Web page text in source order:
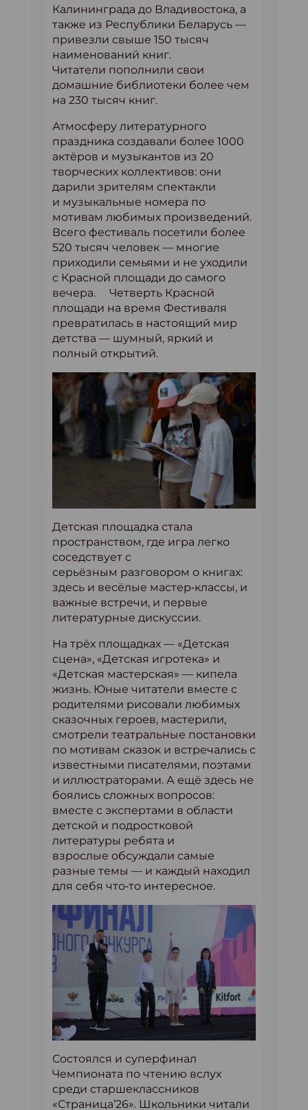
Калининграда до Владивостока, а
также из Республики Беларусь —
привезли свыше 150 тысяч
наименований книг.
Читатели пополнили свои
домашние библиотеки более чем
на 230 тысяч книг.
Атмосферу литературного
праздника создавали более 1000
актёров и музыкантов из 20
творческих коллективов: они
дарили зрителям спектакли
и музыкальные номера по
мотивам любимых произведений.
Всего фестиваль посетили более
520 тысяч человек — многие
приходили семьями и не уходили
с Красной площади до самого
вечера. Четверть Красной
площади на время Фестиваля
превратилась в настоящий мир
детства — шумный, яркий и
полный открытий.
Детская площадка стала
пространством, где игра легко
соседствует с
серьёзным разговором о книгах:
здесь и весёлые мастер‐классы, и
важные встречи, и первые
литературные дискуссии.
На трёх площадках — «Детская
сцена», «Детская игротека» и
«Детская мастерская» — кипела
жизнь. Юные читатели вместе с
родителями рисовали любимых
сказочных героев, мастерили,
смотрели театральные постановки
по мотивам сказок и встречались с
известными писателями, поэтами
и иллюстраторами. А ещё здесь не
боялись сложных вопросов:
вместе с экспертами в области
детской и подростковой
литературы ребята и
взрослые обсуждали самые
разные темы — и каждый находил
для себя что‐то интересное.
Состоялся и суперфинал
Чемпионата по чтению вслух
среди старшеклассников
«Страница’26». Школьники читали